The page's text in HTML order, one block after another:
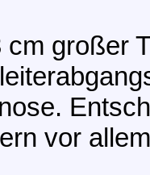
cm großer
vor